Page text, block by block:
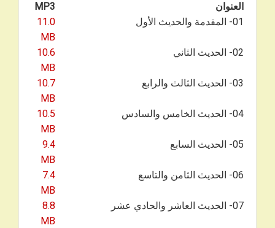
العنوان
MP3
01- المقدمة والحديث الأول
11.0
MB
02- الحديث الثاني
10.6
MB
03- الحديث الثالث والرابع
10.7
MB
04- الحديث الخامس والسادس
10.5
MB
05- الحديث السابع
9.4
MB
06- الحديث الثامن والتاسع
7.4
MB
07- الحديث العاشر والحادي عشر
8.8
MB